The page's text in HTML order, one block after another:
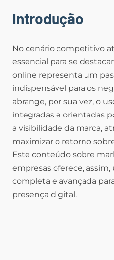
Introdução
No cenário competitivo
essencial para se
online representa um
indispensável para os
abrange, por sua vez, o
integradas e orientadas
a visibilidade da marca,
maximizar o retorno
Este conteúdo sobre
empresas oferece,
completa e avançada
presença digital.